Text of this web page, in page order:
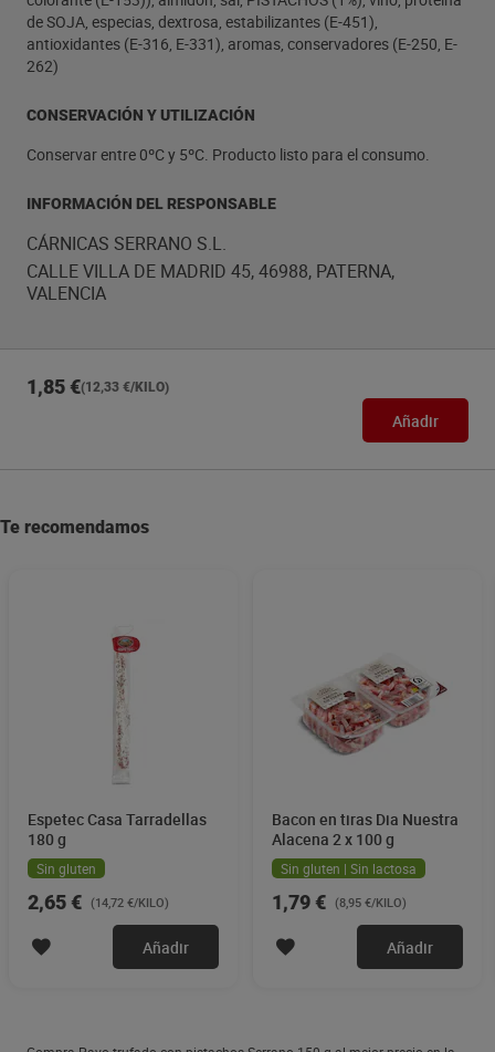
de SOJA, especias, dextrosa, estabilizantes (E-451),
antioxidantes (E-316, E-331), aromas, conservadores (E-250, E-
262)
CONSERVACIÓN Y UTILIZACIÓN
Conservar entre 0ºC y 5ºC. Producto listo para el consumo.
INFORMACIÓN DEL RESPONSABLE
CÁRNICAS SERRANO S.L.
CALLE VILLA DE MADRID 45, 46988, PATERNA,
VALENCIA
1,85 €(12,33 €/KILO)
Añadir
Te recomendamos
Espetec Casa Tarradellas
180 g
Sin gluten
2,65 € (14,72 €/KILO)
Añadir
Bacon en tiras Dia Nuestra
Alacena 2 x 100 g
Sin gluten | Sin lactosa
1,79 € (8,95 €/KILO)
Añadir